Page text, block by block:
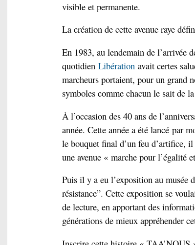
visible et permanente.
La création de cette avenue raye
En 1983, au lendemain de l’arrivée
quotidien Libérationavait certes
marcheurs portaient, pour un grand
symboles comme chacun le sait de
À l’occasion des 40 ans de
année. Cette année a été lancé par
le bouquet final d’un feu d’artifice,
une avenue « marche pour l’égalité
Puis il y a eu l’exposition au
résistance”. Cette exposition se
de lecture, en apportant des
générations de mieux appréhender